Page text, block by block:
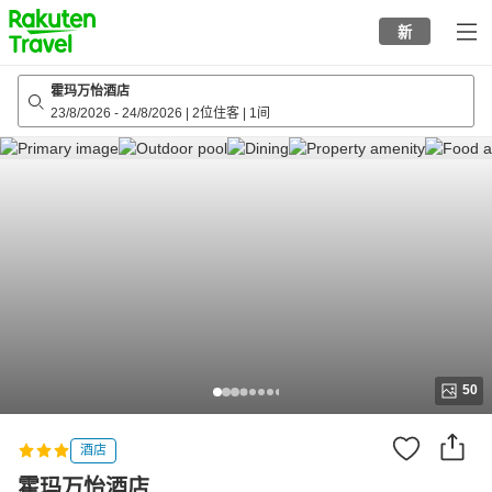
to
top
page
新
霍玛万怡酒店
23/8/2026 - 24/8/2026 2位住客 1间
50
酒店